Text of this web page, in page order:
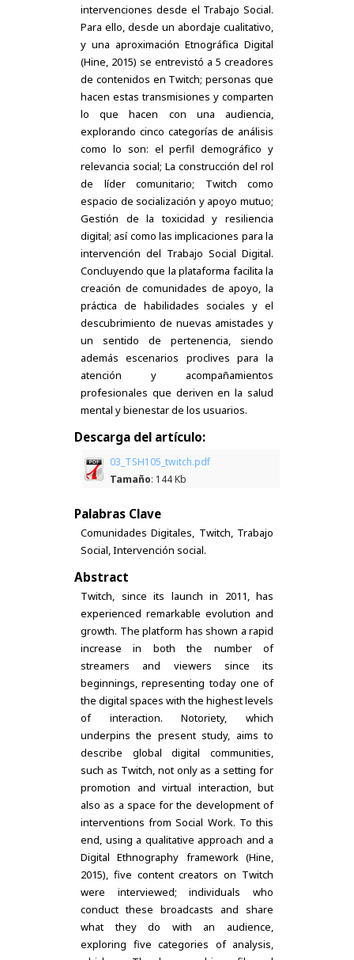
intervenciones desde el Trabajo Social.
Para ello, desde un abordaje cualitativo,
y una aproximación Etnográfica Digital
(Hine, 2015) se entrevistó a 5 creadores
de contenidos en Twitch; personas que
hacen estas transmisiones y comparten
lo que hacen con una audiencia,
explorando cinco categorías de análisis
como lo son: el perfil demográfico y
relevancia social; La construcción del rol
de líder comunitario; Twitch como
espacio de socialización y apoyo mutuo;
Gestión de la toxicidad y resiliencia
digital; así como las implicaciones para la
intervención del Trabajo Social Digital.
Concluyendo que la plataforma facilita la
creación de comunidades de apoyo, la
práctica de habilidades sociales y el
descubrimiento de nuevas amistades y
un sentido de pertenencia, siendo
además escenarios proclives para la
atención y acompañamientos
profesionales que deriven en la salud
mental y bienestar de los usuarios.
Descarga del artículo:
03_TSH105_twitch.pdf
Tamaño: 144 Kb
Palabras Clave
Comunidades Digitales, Twitch, Trabajo
Social, Intervención social.
Abstract
Twitch, since its launch in 2011, has
experienced remarkable evolution and
growth. The platform has shown a rapid
increase in both the number of
streamers and viewers since its
beginnings, representing today one of
the digital spaces with the highest levels
of interaction. Notoriety, which
underpins the present study, aims to
describe global digital communities,
such as Twitch, not only as a setting for
promotion and virtual interaction, but
also as a space for the development of
interventions from Social Work. To this
end, using a qualitative approach and a
Digital Ethnography framework (Hine,
2015), five content creators on Twitch
were interviewed; individuals who
conduct these broadcasts and share
what they do with an audience,
exploring five categories of analysis,